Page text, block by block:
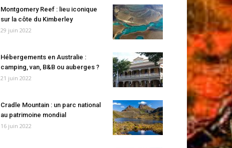
Montgomery Reef : lieu iconique
sur la côte du Kimberley
29 juin 2022
Hébergements en Australie :
camping, van, B&B ou auberges ?
21 juin 2022
Cradle Mountain : un parc national
au patrimoine mondial
16 juin 2022